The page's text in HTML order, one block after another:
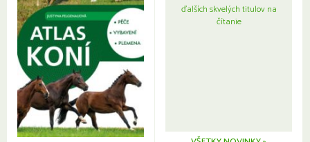
ďalších skvelých titulov na
čítanie